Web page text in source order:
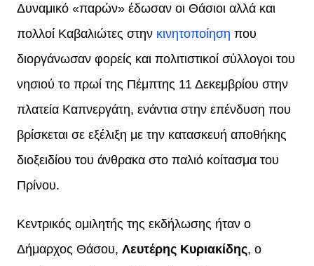
Δυναμικό «παρών» έδωσαν οι Θάσιοι αλλά και
πολλοί Καβαλιώτες στην κινητοποίηση που
διοργάνωσαν φορείς και πολιτιστικοί σύλλογοι του
νησιού το πρωί της Πέμπτης 11 Δεκεμβρίου στην
πλατεία Καπνεργάτη, ενάντια στην επένδυση που
βρίσκεται σε εξέλιξη με την κατασκευή αποθήκης
διοξειδίου του άνθρακα στο παλιό κοίτασμα του
Πρίνου.
Κεντρικός ομιλητής της εκδήλωσης ήταν ο
Δήμαρχος Θάσου, Λευτέρης Κυριακίδης, ο